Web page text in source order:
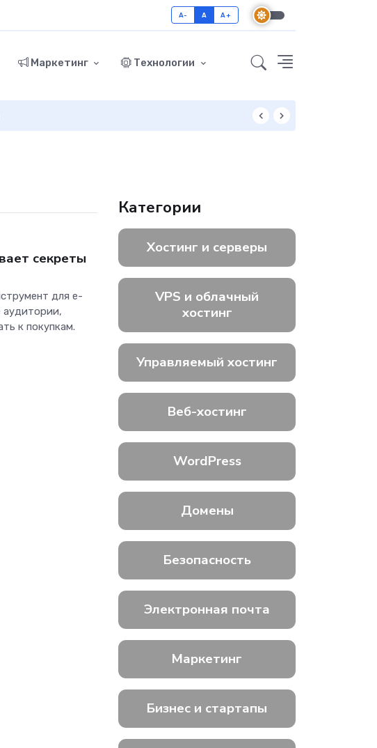
A- A A+
Маркетинг Технологии
секреты
для e-
аудитории,
к покупкам.
Категории
Хостинг и серверы
VPS и облачный
хостинг
Управляемый хостинг
Веб-хостинг
WordPress
Домены
Безопасность
Электронная почта
Маркетинг
Бизнес и стартапы